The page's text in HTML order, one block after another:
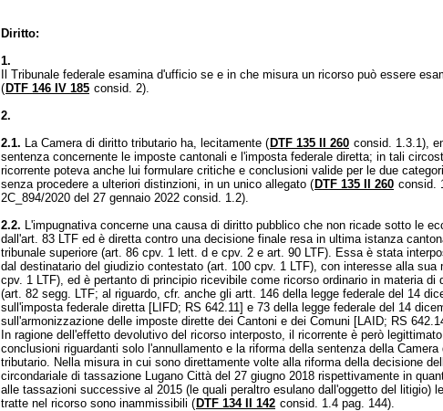
Diritto:
1.
Il Tribunale federale esamina d'ufficio se e in che misura un ricorso può essere
( DTF 146 IV 185 consid. 2).
2.
2.1. La Camera di diritto tributario ha, lecitamente ( DTF 135 II 260 consid. 1.3.1),
sentenza concernente le imposte cantonali e l'imposta federale diretta; in tali
ricorrente poteva anche lui formulare critiche e conclusioni valide per le due
senza procedere a ulteriori distinzioni, in un unico allegato ( DTF 135 II 260 consid.
2C_894/2020 del 27 gennaio 2022 consid. 1.2).
2.2. L'impugnativa concerne una causa di diritto pubblico che non ricade sotto le
dall'art. 83 LTF ed è diretta contro una decisione finale resa in ultima istanza
tribunale superiore (art. 86 cpv. 1 lett. d e cpv. 2 e art. 90 LTF). Essa è stata
dal destinatario del giudizio contestato (art. 100 cpv. 1 LTF), con interesse alla sua
cpv. 1 LTF), ed è pertanto di principio ricevibile come ricorso ordinario in materia di
(art. 82 segg. LTF; al riguardo, cfr. anche gli artt. 146 della legge federale del 14
sull'imposta federale diretta [LIFD; RS 642.11] e 73 della legge federale del 14
sull'armonizzazione delle imposte dirette dei Cantoni e dei Comuni [LAID; RS
In ragione dell'effetto devolutivo del ricorso interposto, il ricorrente è però
conclusioni riguardanti solo l'annullamento e la riforma della sentenza della Camera
tributario. Nella misura in cui sono direttamente volte alla riforma della decisione
circondariale di tassazione Lugano Città del 27 giugno 2018 rispettivamente in
alle tassazioni successive al 2015 (le quali peraltro esulano dall'oggetto del litigio)
tratte nel ricorso sono inammissibili ( DTF 134 II 142 consid. 1.4 pag. 144).